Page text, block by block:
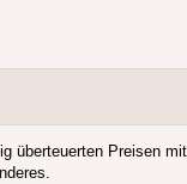
überteuerten Preisen